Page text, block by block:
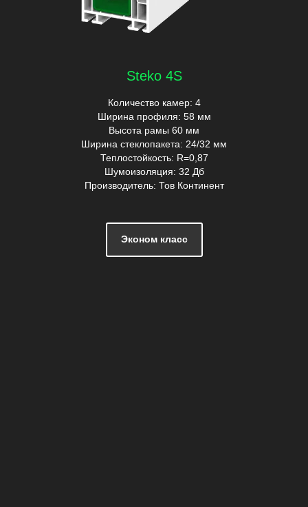
Steko 4S
Количество камер: 4
Ширина профиля: 58 мм
Высота рамы 60 мм
Ширина стеклопакета: 24/32 мм
Теплостойкость: R=0,87
Шумоизоляция: 32 Дб
Производитель: Тов Континент
Эконом класс